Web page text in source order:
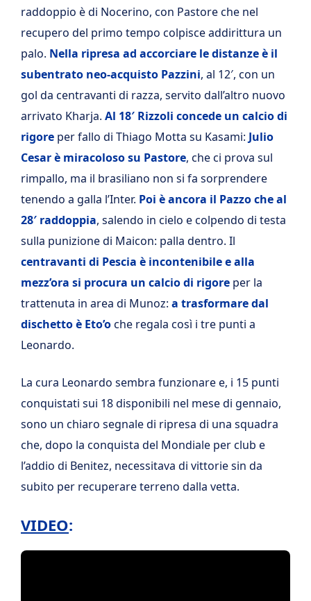
raddoppio è di Nocerino, con Pastore che nel
recupero del primo tempo colpisce addirittura un
palo. Nella ripresa ad accorciare le distanze è il
subentrato neo-acquisto Pazzini, al 12′, con un
gol da centravanti di razza, servito dall’altro nuovo
arrivato Kharja. Al 18′ Rizzoli concede un calcio di
rigore per fallo di Thiago Motta su Kasami: Julio
Cesar è miracoloso su Pastore, che ci prova sul
rimpallo, ma il brasiliano non si fa sorprendere
tenendo a galla l’Inter. Poi è ancora il Pazzo che al
28′ raddoppia, salendo in cielo e colpendo di testa
sulla punizione di Maicon: palla dentro. Il
centravanti di Pescia è incontenibile e alla
mezz’ora si procura un calcio di rigore per la
trattenuta in area di Munoz: a trasformare dal
dischetto è Eto’oche regala così i tre punti a
Leonardo.
La cura Leonardo sembra funzionare e, i 15 punti
conquistati sui 18 disponibili nel mese di gennaio,
sono un chiaro segnale di ripresa di una squadra
che, dopo la conquista del Mondiale per club e
l’addio di Benitez, necessitava di vittorie sin da
subito per recuperare terreno dalla vetta.
VIDEO: